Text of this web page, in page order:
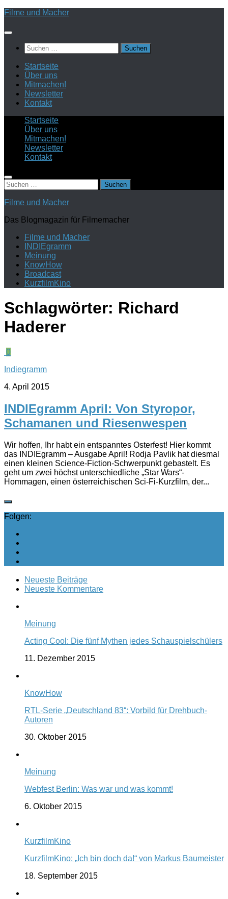
Zum
springen
Filme und Macher
Suchen
nach:
Startseite
Über uns
Mitmachen!
Newsletter
Kontakt
Startseite
Über uns
Mitmachen!
Newsletter
Kontakt
Suchen
nach:
Filme und Macher
Das Blogmagazin für Filmemacher
Filme und Macher
INDIEgramm
Meinung
KnowHow
Broadcast
KurzfilmKino
Schlagwörter: Richard
Haderer
0
Indiegramm
4. April 2015
INDIEgramm April: Von Styropor,
Schamanen und Riesenwespen
Wir hoffen, Ihr habt ein entspanntes Osterfest! Hier kommt
das INDIEgramm – Ausgabe April! Rodja Pavlik hat diesmal
einen kleinen Science-Fiction-Schwerpunkt gebastelt. Es
geht um zwei höchst unterschiedliche „Star Wars“-
Hommagen, einen österreichischen Sci-Fi-Kurzfilm, der...
Folgen:
Neueste Beiträge
Neueste Kommentare
Meinung
Acting Cool: Die fünf Mythen jedes Schauspielschülers
11. Dezember 2015
KnowHow
RTL-Serie „Deutschland 83“: Vorbild für Drehbuch-
Autoren
30. Oktober 2015
Meinung
Webfest Berlin: Was war und was kommt!
6. Oktober 2015
KurzfilmKino
KurzfilmKino: „Ich bin doch da!“ von Markus Baumeister
18. September 2015